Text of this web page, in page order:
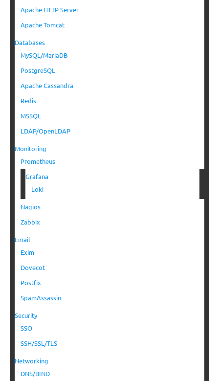
Apache HTTP Server
Apache Tomcat
Databases
MySQL/MariaDB
PostgreSQL
Apache Cassandra
Redis
MSSQL
LDAP/OpenLDAP
Monitoring
Prometheus
Grafana
Loki
Nagios
Zabbix
Email
Exim
Dovecot
Postfix
SpamAssassin
Security
SSO
SSH/SSL/TLS
Networking
DNS/BIND